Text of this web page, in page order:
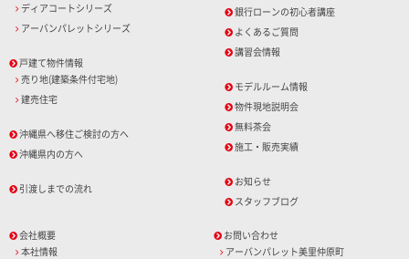
ディアコートシリーズ
アーバンパレットシリーズ
戸建て物件情報
売り地(建築条件付宅地)
建売住宅
沖縄県へ移住ご検討の方へ
沖縄県内の方へ
引渡しまでの流れ
銀行ローンの初心者講座
よくあるご質問
講習会情報
モデルルーム情報
物件現地説明会
無料茶会
施工・販売実績
お知らせ
スタッフブログ
会社概要
本社情報
お問い合わせ
アーバンパレット美里仲原町